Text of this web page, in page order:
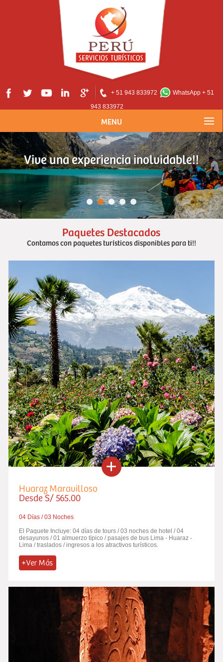
+ 51 943 833972 WhatsApp + 51
943 833972
MENU
Vive una experiencia inolvidable!!
Paquetes Destacados
Contamos con paquetes turísticos disponibles para ti!!
Huaraz Maravilloso
Desde S/ 565.00
04 Días / 03 Noches
El Paquete Incluye: 04 días de tours / 03 noches de hotel / 04
desayunos / 01 almuerzo típico / pasajes de bus Lima - Huaraz -
Lima / traslados / ingresos a los atractivos turísticos.